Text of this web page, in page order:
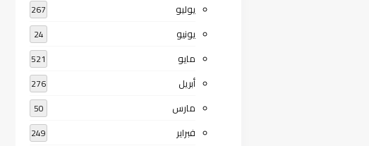
يوليو 267
يونيو 24
مايو 521
أبريل 276
مارس 50
فبراير 249